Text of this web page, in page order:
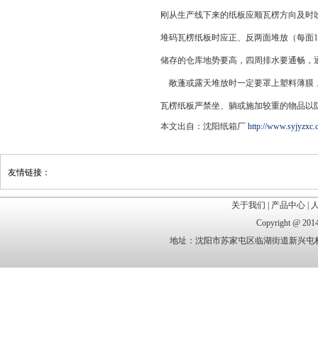
刚从生产线下来的纸板应顺瓦楞方向及时
堆码瓦楞纸板时应正、反两面堆放（每
储存的仓库地势要高，四周排水要通畅，
敞蓬或露天堆放时一定要罩上塑料薄膜
瓦楞纸板严禁坐、躺或施加较重的物品以
本文出自：沈阳纸箱厂 http://
友情链接：
关于我们 产品中心
Copyright @
地址：沈阳市苏家屯区临湖街道新兴屯